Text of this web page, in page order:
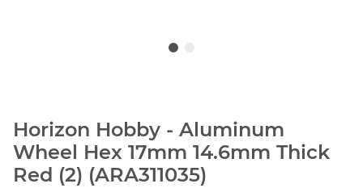
Horizon Hobby - Aluminum
Wheel Hex 17mm 14.6mm Thick
Red (2) (ARA311035)